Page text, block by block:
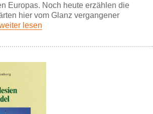
Europas. Noch heute erzählen die
hier vom Glanz vergangener
lesen